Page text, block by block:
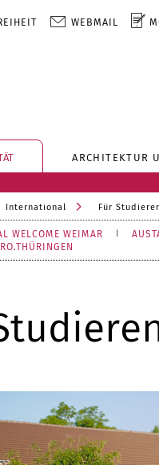
WEBMAIL
ARCHITEKTUR
International Für
WELCOME WEIMAR